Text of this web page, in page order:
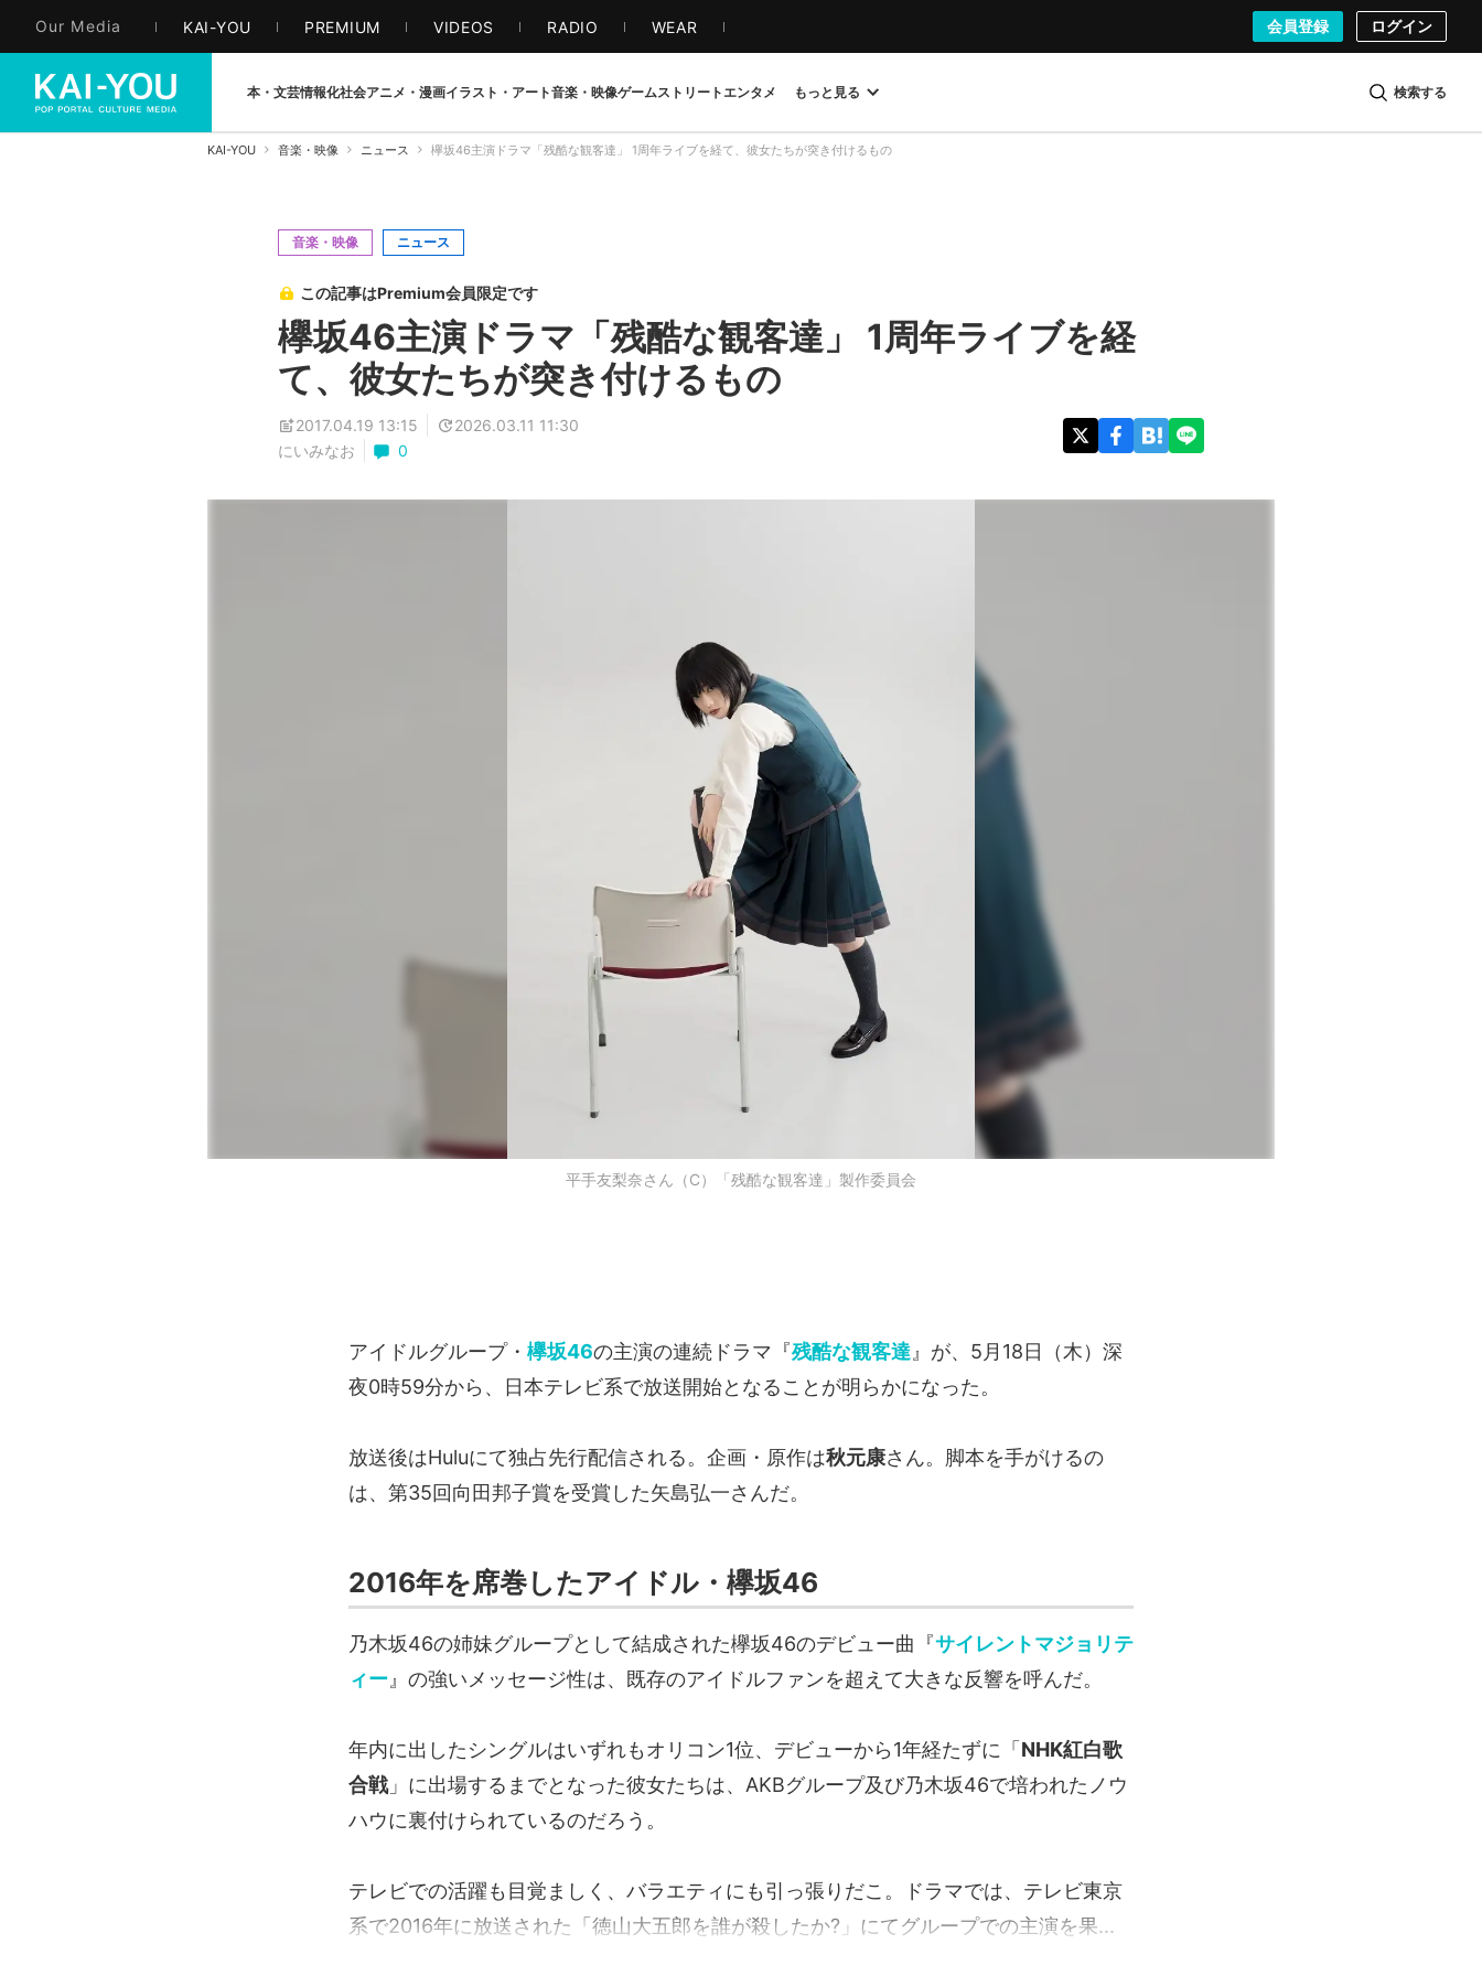
Our Media KAI-YOU PREMIUM VIDEOS RADIO WEAR 会員登録 ログイン
本・文芸情報化社会アニメ・漫画イラスト・アート音楽・映像ゲームストリート エンタメ もっと見る 検索する
KAI-YOU 音楽・映像 ニュース 欅坂46主演ドラマ「残酷な観客達」 1周年ライブを経て、彼女たちが突き付けるもの
音楽・映像 ニュース
この記事はPremium会員限定です
欅坂46主演ドラマ「残酷な観客達」 1周年ライブを経
て、彼女たちが突き付けるもの
2017.04.19 13:15
2026.03.11 11:30
にいみなお
0
平手友梨奈さん（C）「残酷な観客達」製作委員会
アイドルグループ・ 欅坂46の主演の連続ドラマ『残酷な観客達 』が、5月18日（木）深
夜0時59分から、日本テレビ系で放送開始となることが明らかになった。
放送後はHuluにて独占先行配信される。企画・原作は秋元康さん。脚本を手がけるの
は、第35回向田邦子賞を受賞した矢島弘一さんだ。
2016年を席巻したアイドル・欅坂46
乃木坂46の姉妹グループとして結成された欅坂46のデビュー曲『サイレントマジョリテ
ィー 』の強いメッセージ性は、既存のアイドルファンを超えて大きな反響を呼んだ。
年内に出したシングルはいずれもオリコン1位、デビューから1年経たずに「 NHK紅白歌
合戦」に出場するまでとなった彼女たちは、AKBグループ及び乃木坂46で培われたノウ
ハウに裏付けられているのだろう。
テレビでの活躍も目覚ましく、バラエティにも引っ張りだこ。ドラマでは、テレビ東京
系で2016年に放送された「徳山大五郎を誰が殺したか?」にてグループでの主演を果...